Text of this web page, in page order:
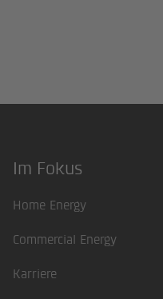
Footer
Im Fokus
Home Energy
Commercial Energy
Karriere